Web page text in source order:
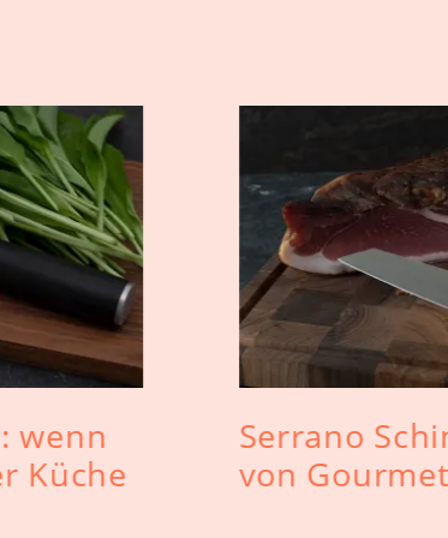
wenn
Küche
Serrano
von